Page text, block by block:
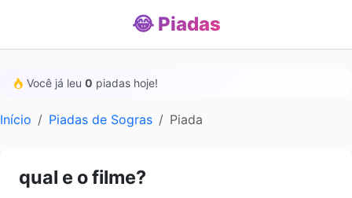
😂 Piadas
Você já leu 0 piadas hoje!
Início Piadas de Sogras Piada
qual e o filme?